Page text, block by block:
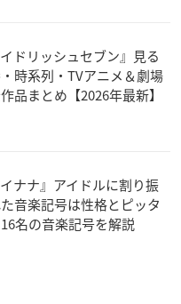
イドリッシュセブン』見る
時系列・TVアニメ＆劇場
品まとめ【2026年最新】
イナナ』アイドルに割り振
音楽記号は性格とピッタ
名の音楽記号を解説